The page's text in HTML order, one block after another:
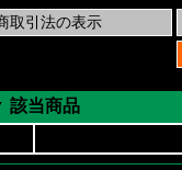
該当商品